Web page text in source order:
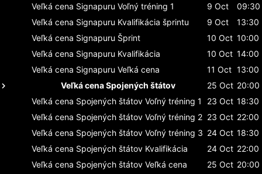
Veľká cena Signapuru Voľný tréning 1 9 Oct
09:30
Veľká cena Signapuru Kvalifikácia šprintu 9 Oct
13:30
Veľká cena Signapuru Šprint 10 Oct 10:00
Veľká cena Signapuru Kvalifikácia 10 Oct 14:00
Veľká cena Signapuru Veľká cena 11 Oct 13:00
Veľká cena Spojených štátov
25 Oct 20:00
Veľká cena Spojených štátov Voľný tréning 1 23 Oct 18:30
Veľká cena Spojených štátov Voľný tréning 2 23 Oct 22:00
Veľká cena Spojených štátov Voľný tréning 3 24 Oct 18:30
Veľká cena Spojených štátov Kvalifikácia 24 Oct 22:00
Veľká cena Spojených štátov Veľká cena 25 Oct 20:00